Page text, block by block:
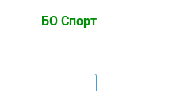
БО Спорт